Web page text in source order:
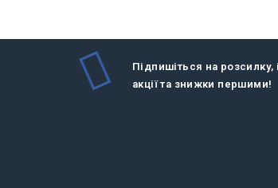
Підпишіться на розсилку,
акції та знижки першими!